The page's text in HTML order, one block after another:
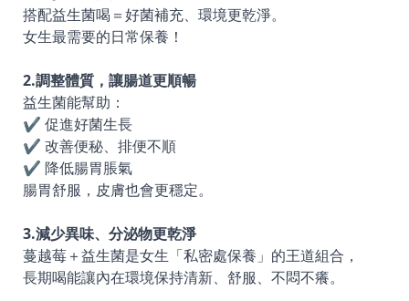
搭配益生菌喝＝好菌補充、環境更乾淨。
女生最需要的日常保養！
2.調整體質，讓腸道更順暢
益生菌能幫助：
✔ 促進好菌生長
✔ 改善便秘、排便不順
✔ 降低腸胃脹氣
腸胃舒服，皮膚也會更穩定。
3.減少異味、分泌物更乾淨
蔓越莓＋益生菌是女生「私密處保養」的王道組合，
長期喝能讓內在環境保持清新、舒服、不悶不癢。